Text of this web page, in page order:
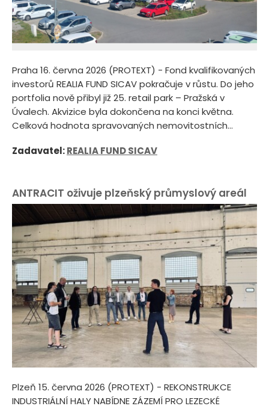
Praha 16. června 2026 (PROTEXT) - Fond kvalifikovaných
investorů REALIA FUND SICAV pokračuje v růstu. Do jeho
portfolia nově přibyl již 25. retail park – Pražská v
Úvalech. Akvizice byla dokončena na konci května.
Celková hodnota spravovaných nemovitostních...
Zadavatel:REALIA FUND SICAV
ANTRACIT oživuje plzeňský průmyslový areál
Plzeň 15. června 2026 (PROTEXT) - REKONSTRUKCE
INDUSTRIÁLNÍ HALY NABÍDNE ZÁZEMÍ PRO LEZECKÉ